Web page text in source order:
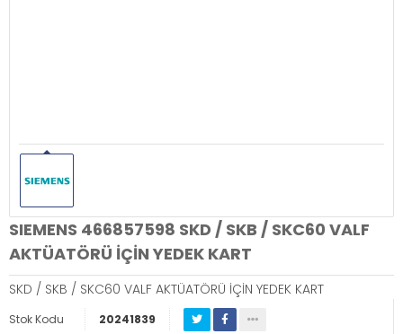
SIEMENS 466857598 SKD / SKB / SKC60 VALF
AKTÜATÖRÜ İÇİN YEDEK KART
SKD / SKB / SKC60 VALF AKTÜATÖRÜ İÇİN YEDEK KART
Stok Kodu 20241839